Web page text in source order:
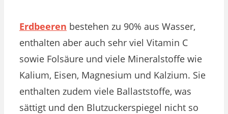
Erdbeeren bestehen zu 90% aus Wasser,
enthalten aber auch sehr viel Vitamin C
sowie Folsäure und viele Mineralstoffe wie
Kalium, Eisen, Magnesium und Kalzium. Sie
enthalten zudem viele Ballaststoffe, was
sättigt und den Blutzuckerspiegel nicht so